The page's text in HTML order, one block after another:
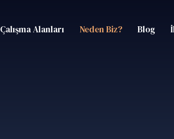
Çalışma Alanları Neden Biz? Blog